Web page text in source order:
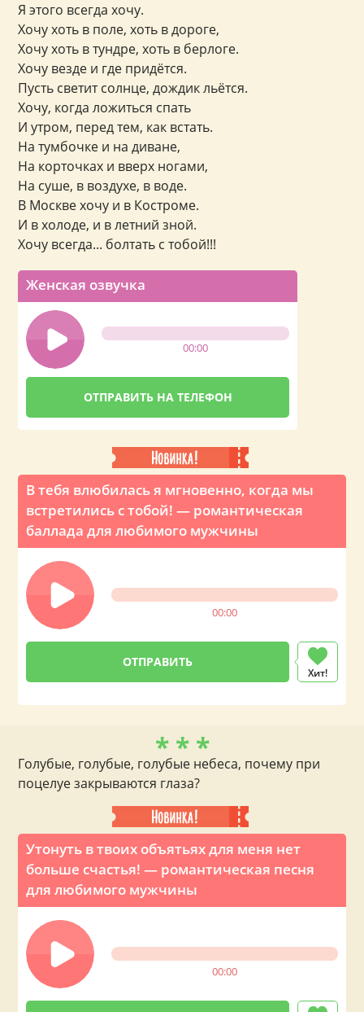
В тебя влюбилась я мгновенно, когда мы
встретились с тобой! — романтическая
баллада для любимого мужчины
00:00
Хит!
Я этого всегда хочу.
Хочу хоть в поле, хоть в дороге,
Хочу хоть в тундре, хоть в берлоге.
Хочу везде и где придётся.
Пусть светит солнце, дождик льётся.
Хочу, когда ложиться спать
И утром, перед тем, как встать.
На тумбочке и на диване,
На корточках и вверх ногами,
На суше, в воздухе, в воде.
В Москве хочу и в Костроме.
И в холоде, и в летний зной.
Хочу всегда... болтать с тобой!!!
Женская озвучка
00:00
Утонуть в твоих объятьях для меня нет
больше счастья! — романтическая песня
для любимого мужчины
00:00
* * *
Голубые, голубые, голубые небеса, почему при
поцелуе закрываются глаза?